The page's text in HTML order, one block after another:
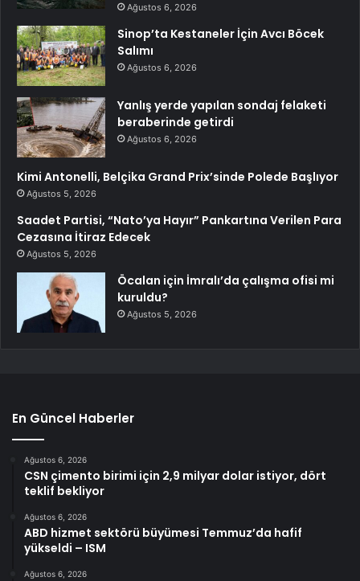
Ağustos 6, 2026
Sinop’ta Kestaneler İçin Avcı Böcek
Salımı
Ağustos 6, 2026
Yanlış yerde yapılan sondaj felaketi
beraberinde getirdi
Ağustos 6, 2026
Kimi Antonelli, Belçika Grand Prix’sinde Polede Başlıyor
Ağustos 5, 2026
Saadet Partisi, “Nato’ya Hayır” Pankartına Verilen Para
Cezasına İtiraz Edecek
Ağustos 5, 2026
Öcalan için İmralı’da çalışma ofisi mi
kuruldu?
Ağustos 5, 2026
En Güncel Haberler
Ağustos 6, 2026
CSN çimento birimi için 2,9 milyar dolar istiyor, dört
teklif bekliyor
Ağustos 6, 2026
ABD hizmet sektörü büyümesi Temmuz’da hafif
yükseldi – ISM
Ağustos 6, 2026